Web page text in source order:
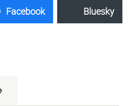
Facebook Bluesky